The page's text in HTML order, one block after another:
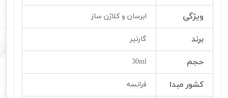
ویژگی ابرسان و کلاژن ساز
برند گارنیر
حجم 30ml
کشور مبدا فرانسه